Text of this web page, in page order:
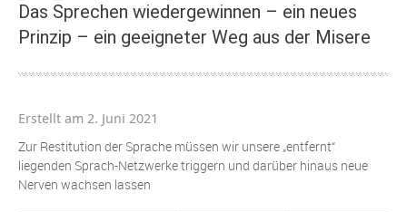
Das Sprechen wiedergewinnen – ein neues
Prinzip – ein geeigneter Weg aus der Misere
Erstellt am 2. Juni 2021
Zur Restitution der Sprache müssen wir unsere „entfernt“
liegenden Sprach-Netzwerke triggern und darüber hinaus neue
Nerven wachsen lassen